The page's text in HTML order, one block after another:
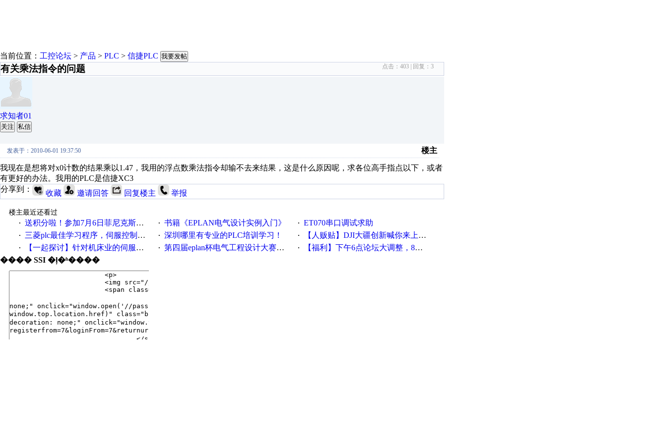
当前位置： 工控论坛 > 产品 > PLC > 信捷PLC 我要发帖
有关乘法指令的问题 点击： 403 | 回复： 3
求知者01
关注 私信
发表于：2010-06-01 19:37:50 楼主
我现在是想将对x0计数的结果乘以1.47，我用的浮点数乘法指令却输不去来结果，这是什么原因呢，求各位高手指点以下，或者
有更好的办法。我用的PLC是信捷XC3
分享到：
收藏 邀请回答 回复楼主 举报
楼主最近还看过
· 送积分啦！参加7月6日菲尼克斯在线研讨会即得 · 书籍《EPLAN电气设计实例入门》 · ET070串口调试求助
· 三菱plc最佳学习程序，伺服控制，各种报警，注释详细，看的懂，学得快！ · 深圳哪里有专业的PLC培训学习！ · 【人贩贴】DJI大疆创新喊你来上班啦~~~
· 【一起探讨】针对机床业的伺服系统发展，您的期望是什么？ · 第四届eplan杯电气工程设计大赛报名啦！！！ ·
【福利】下午6点论坛大调整，8点服务器内存升级
���� SSI �ļ�ʱ����